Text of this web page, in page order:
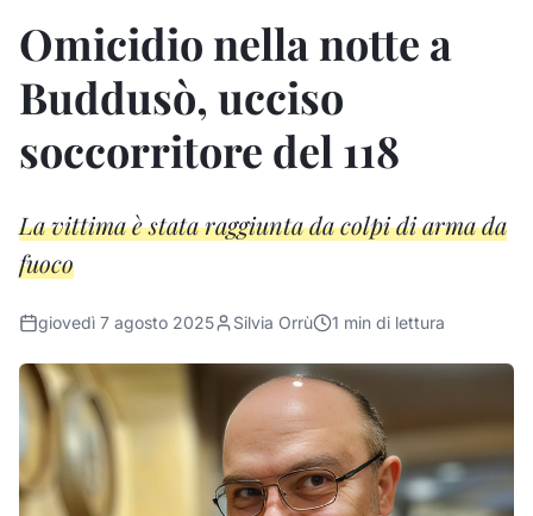
Omicidio nella notte a
Buddusò, ucciso
soccorritore del 118
La vittima è stata raggiunta da colpi di arma da
fuoco
giovedì 7 agosto 2025 Silvia Orrù 1 min di lettura